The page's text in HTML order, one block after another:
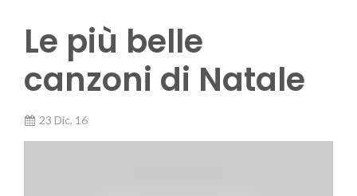
Le più belle
canzoni di Natale
23 Dic, 16